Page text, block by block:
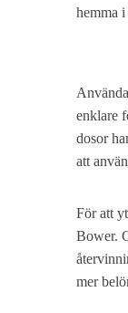
hemma
enklare
dosor
att
För att
Bower.
mer